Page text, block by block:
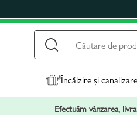
Încălzire și canalizare
Efectuăm vânzarea,